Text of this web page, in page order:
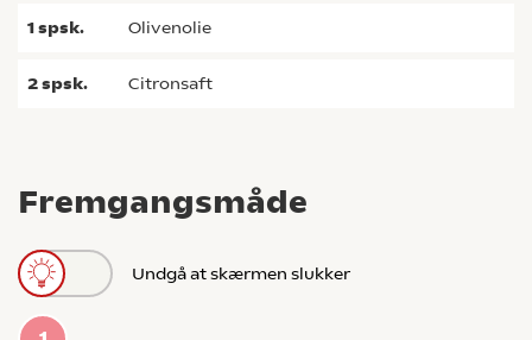
Fremgangsmåde
Undgå at skærmen slukker
1spsk. olivenolie
2spsk. citronsaft